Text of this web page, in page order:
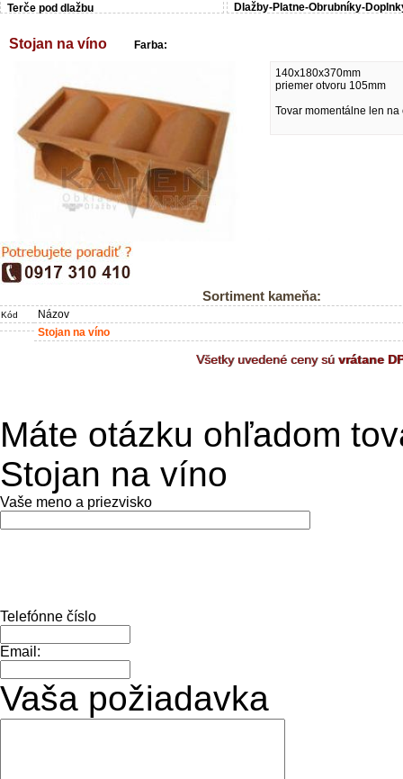
Terče pod dlažbu
Dlažby-Platne-Obrubníky-
Stojan na víno Farba:
140x180x370mm
priemer otvoru 105mm
Tovar momentálne len
Sortiment kameňa:
Kód
Názov
Stojan na víno
Všetky uvedené ceny sú vrátane
Máte otázku ohľadom
Stojan na víno
Vaše meno a priezvisko
Telefónne číslo
Email:
Vaša požiadavka